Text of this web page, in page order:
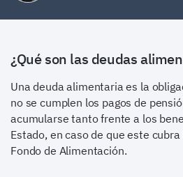
¿Qué son las deudas
Una deuda alimentaria es la
no se cumplen los pagos de
acumularse tanto frente a los
Estado, en caso de que este
Fondo de Alimentación.